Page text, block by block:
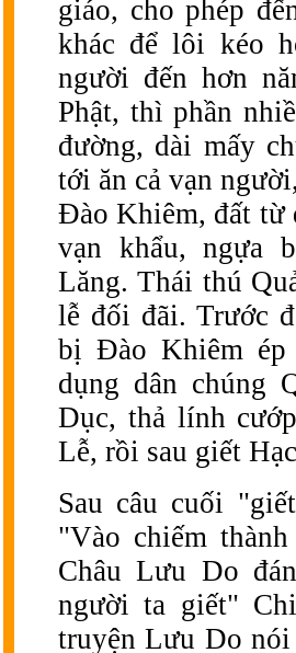
giáo, cho phép
khác để lôi kéo
người đến hơn
Phật, thì phần
đường, dài mấy
tới ăn cả vạn
Đào Khiêm, đất từ
vạn khẩu, ngựa
Lăng. Thái thú
lễ đối đãi. Trước
bị Đào Khiêm
dụng dân chúng
Dục, thả lính
Lễ, rồi sau giết
Sau câu cuối
"Vào chiếm
Châu Lưu Do
người ta giết"
truyện Lưu Do